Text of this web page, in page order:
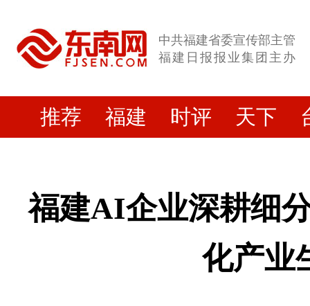
中共福建省委宣传部主管
福建日报报业集团主办
推荐 福建 时评 天下
福建AI企业深耕细
化产业